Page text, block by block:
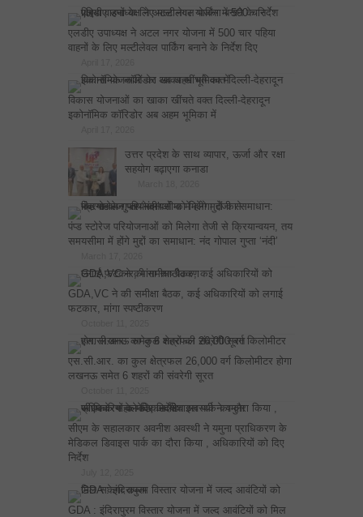
एलडीए उपाध्यक्ष ने अटल नगर योजना में 500 चार पहिया
वाहनों के लिए मल्टीलेवल पार्किंग बनाने के निर्देश दिए
विकास योजनाओं का खाका खींचते वक्त दिल्ली-देहरादून
इकोनॉमिक कॉरिडोर अब अहम भूमिका में
उत्तर प्रदेश के साथ व्यापार, ऊर्जा और रक्षा
सहयोग बढ़ाएगा कनाडा
पंप्ड स्टोरेज परियोजनाओं को मिलेगा तेजी से क्रियान्वयन, तय
समयसीमा में होंगे मुद्दों का समाधान: नंद गोपाल गुप्ता ‘नंदी’
GDA,VC ने की समीक्षा बैठक, कई अधिकारियों को लगाई
फटकार, मांगा स्पष्टीकरण
एस.सी.आर. का कुल क्षेत्रफल 26,000 वर्ग किलोमीटर होगा
लखनऊ समेत 6 शहरों की संवरेगी सूरत
सीएम के सहालकार अवनीश अवस्थी ने यमुना प्राधिकरण के
मेडिकल डिवाइस पार्क का दौरा किया , अधिकारियों को दिए
निर्देश
GDA : इंदिरापुरम विस्तार योजना में जल्द आवंटियों को मिल